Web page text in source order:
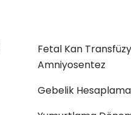
Fetal Kan
Amniyosentez
Gebelik Hesaplama